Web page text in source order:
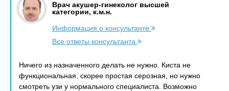
Врач акушер-гинеколог высшей
категории, к.м.н.
Информация о консультанте
Все ответы консультанта
Ничего из назначенного делать не нужно. Киста не
функциональная, скорее простая серозная, но нужно
смотреть узи у нормального специалиста. Возможно